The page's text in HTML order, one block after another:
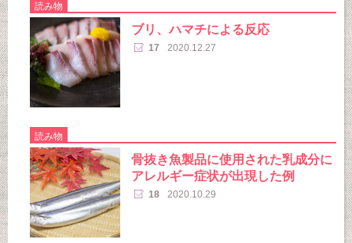
読み物
ブリ、ハマチによる反応
17 2020.12.27
読み物
骨抜き魚製品に使用された乳成分に
アレルギー症状が出現した例
18 2020.10.29